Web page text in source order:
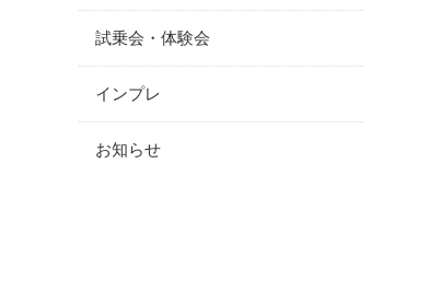
試乗会・体験会
インプレ
お知らせ